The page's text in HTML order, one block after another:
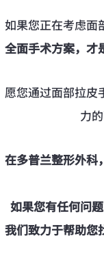
如果您正在考虑面
全面手术方案，才
愿您通过面部拉皮
力
在多普兰整形外科
如果您有任何问
我们致力于帮助您